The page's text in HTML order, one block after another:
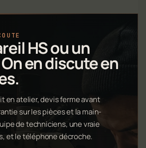
HS ou un
en discute en
en atelier, devis ferme avant
sur les pièces et la main-
de techniciens, une vraie
et le téléphone décroche.